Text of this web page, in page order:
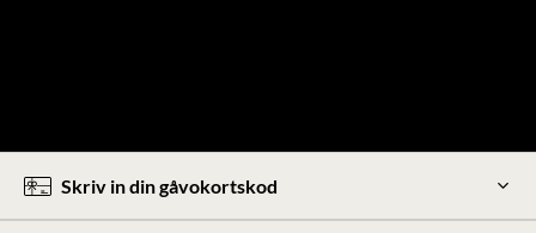
Skriv in din gåvokortskod